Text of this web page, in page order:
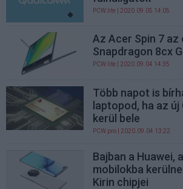
PCW.lite | 2020.09.05 14:05
Az Acer Spin 7 az
Snapdragon 8cx
PCW.lite | 2020.09.04 14:35
Több napot is
laptopod, ha az új
kerül bele
PCW.pro | 2020.09.04 13:22
Bajban a Huawei,
mobilokba
Kirin chipjei